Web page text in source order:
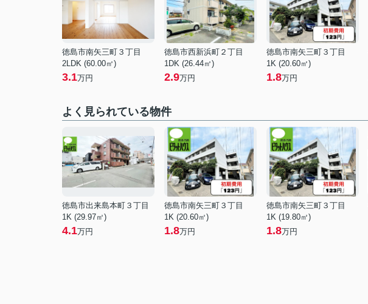
徳島市南矢三町３丁目
2LDK (60.00㎡)
3.1万円
徳島市西新浜町２丁目
1DK (26.44㎡)
2.9万円
徳島市南矢三町３丁目
1K (20.60㎡)
1.8万円
よく見られている物件
徳島市出来島本町３丁目
1K (29.97㎡)
4.1万円
徳島市南矢三町３丁目
1K (20.60㎡)
1.8万円
徳島市南矢三町３丁目
1K (19.80㎡)
1.8万円